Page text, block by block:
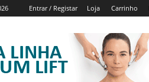
Entrar / Registar Loja Carrinho